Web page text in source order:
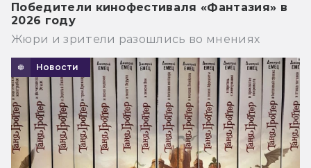
Победители кинофестиваля «Фантазия» в
2026 году
Жюри и зрители разошлись во мнениях
Новости